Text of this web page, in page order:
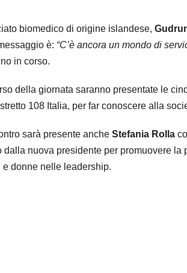
biomedico di origine islandese,
è: “C’è ancora un mondo di
in corso.
della giornata saranno presentate le
108 Italia, per far conoscere alla
sarà presente anche Stefania Rolla
dalla nuova presidente per promuovere
e donne nelle leadership.